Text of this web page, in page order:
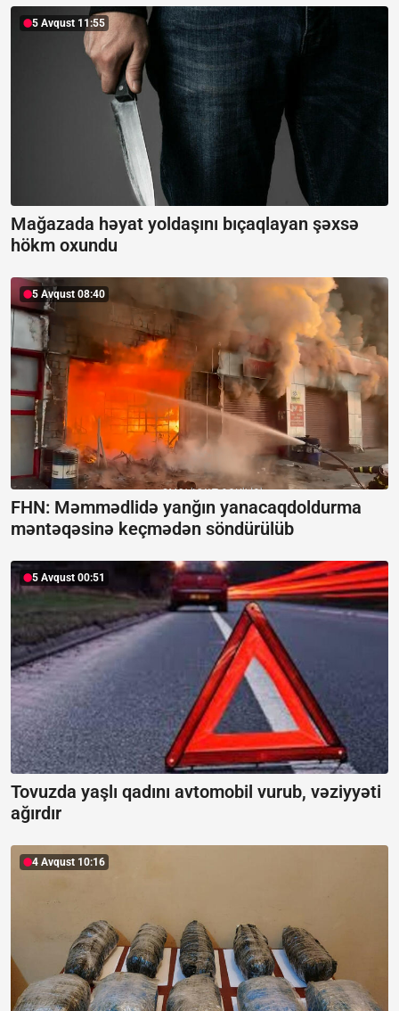
5 Avqust 11:55
Mağazada həyat yoldaşını bıçaqlayan şəxsə
hökm oxundu
5 Avqust 08:40
FHN: Məmmədlidə yanğın yanacaqdoldurma
məntəqəsinə keçmədən söndürülüb
5 Avqust 00:51
Tovuzda yaşlı qadını avtomobil vurub, vəziyyəti
ağırdır
4 Avqust 10:16